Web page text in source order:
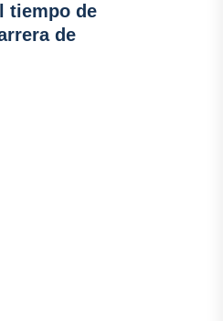
tiempo de
de